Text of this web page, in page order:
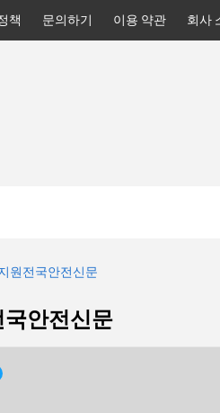
책 문의하기 이용 약관 회사
원전국안전신문
국안전신문